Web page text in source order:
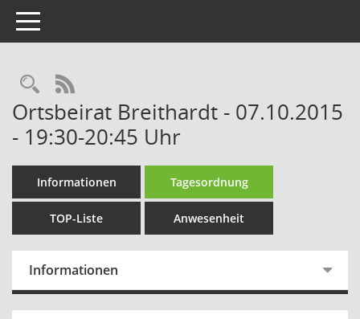
Toggle navigation
Rechercheauswahl
RSS-Feed
Ortsbeirat Breithardt - 07.10.2015
- 19:30-20:45 Uhr
Informationen Tagesordnung
TOP-Liste Anwesenheit
Informationen